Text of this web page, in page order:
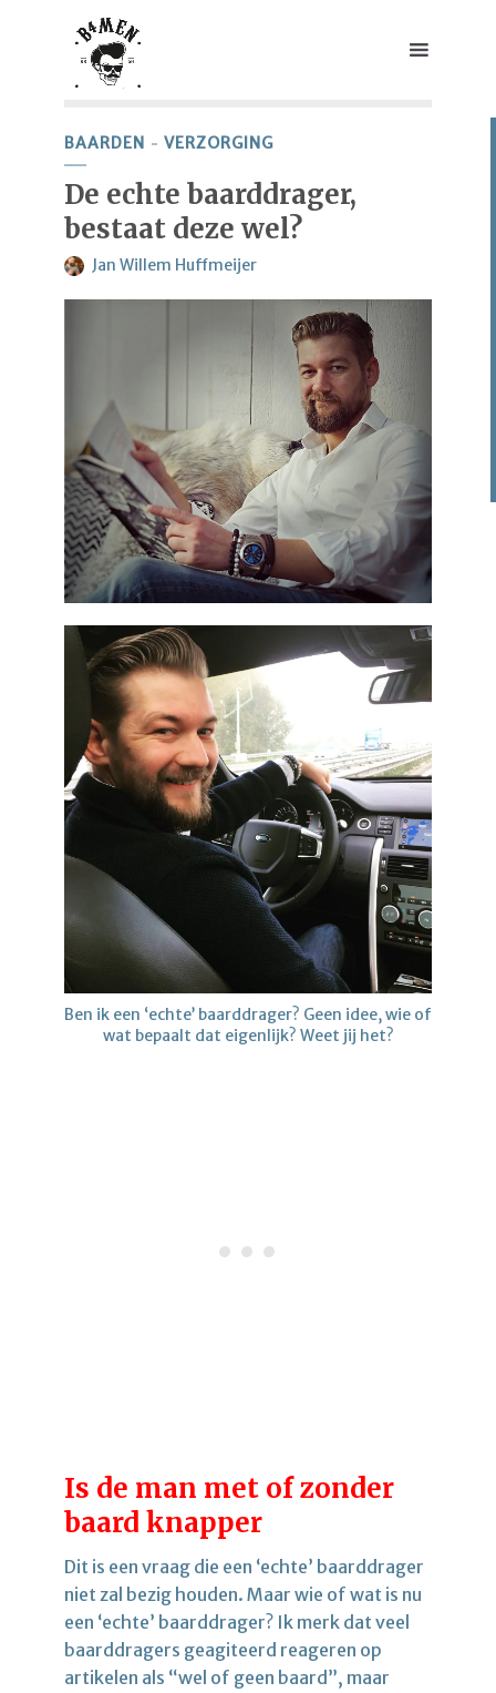
BAARDEN VERZORGING
De echte baarddrager,
bestaat deze wel?
Jan Willem Huffmeijer
Ben ik een ‘echte’ baarddrager? Geen idee, wie of
wat bepaalt dat eigenlijk? Weet jij het?
Is de man met of zonder
baard knapper
Dit is een vraag die een ‘echte’ baarddrager
niet zal bezig houden. Maar wie of wat is nu
een ‘echte’ baarddrager? Ik merk dat veel
baarddragers geagiteerd reageren op
artikelen als “wel of geen baard”, maar